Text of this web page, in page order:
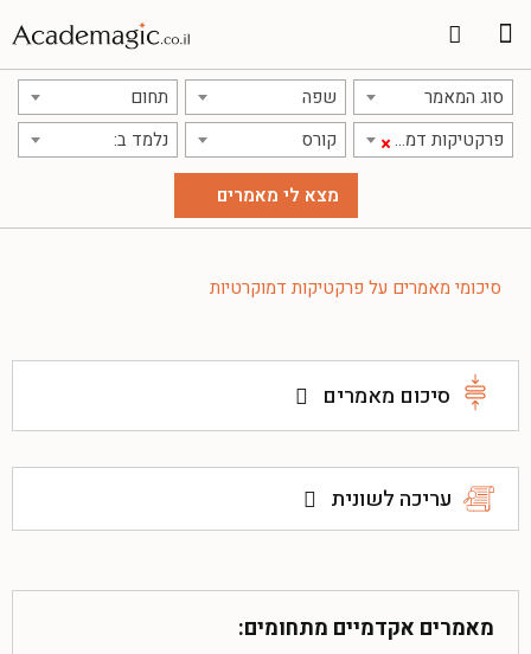
סוג המאמר שפה תחום
×פרקטיקות דמוקרטיות קורס נלמד ב:
סיכומי מאמרים על פרקטיקות דמוקרטיות
סיכום מאמרים
עריכה לשונית
מאמרים אקדמיים מתחומים: